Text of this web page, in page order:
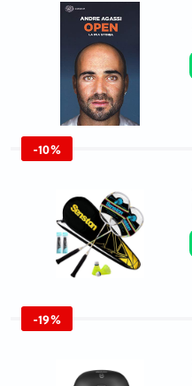
-10%
-19%